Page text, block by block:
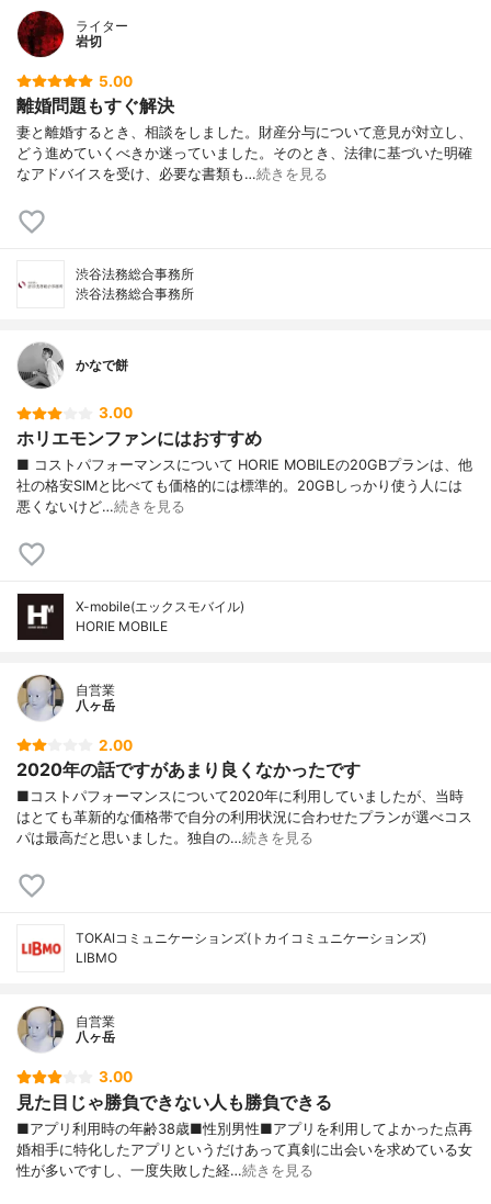
ライター
岩切
5.00
離婚問題もすぐ解決
妻と離婚するとき、相談をしました。財産分与について意見が対立し、
どう進めていくべきか迷っていました。そのとき、法律に基づいた明確
なアドバイスを受け、必要な書類も…続きを見る
渋谷法務総合事務所
渋谷法務総合事務所
かなで餅
3.00
ホリエモンファンにはおすすめ
■ コストパフォーマンスについて HORIE MOBILEの20GBプランは、他
社の格安SIMと比べても価格的には標準的。20GBしっかり使う人には
悪くないけど…続きを見る
X-mobile(エックスモバイル)
HORIE MOBILE
自営業
八ヶ岳
2.00
2020年の話ですがあまり良くなかったです
■コストパフォーマンスについて2020年に利用していましたが、当時
はとても革新的な価格帯で自分の利用状況に合わせたプランが選べコス
パは最高だと思いました。独自の…続きを見る
TOKAIコミュニケーションズ(トカイコミュニケーションズ)
LIBMO
自営業
八ヶ岳
3.00
見た目じゃ勝負できない人も勝負できる
■アプリ利用時の年齢38歳■性別男性■アプリを利用してよかった点再
婚相手に特化したアプリというだけあって真剣に出会いを求めている女
性が多いですし、一度失敗した経…続きを見る